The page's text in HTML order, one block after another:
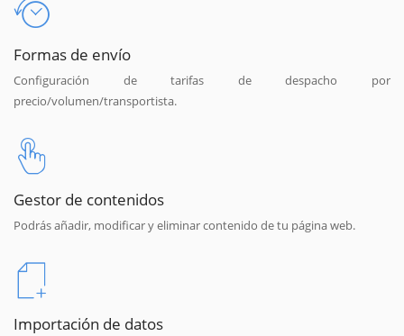
Formas de envío
Configuración de tarifas de despacho por
precio/volumen/transportista.
Gestor de contenidos
Podrás añadir, modificar y eliminar contenido de tu página web.
Importación de datos